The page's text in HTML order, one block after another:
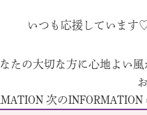
いつも応援しています
たの大切な方に心地よい風
次のINFORMATION